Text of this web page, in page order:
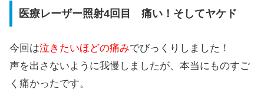
医療レーザー照射4回目 痛い！そしてヤケド
今回は泣きたいほどの痛みでびっくりしました！
声を出さないように我慢しましたが、本当にものすご
く痛かったです。